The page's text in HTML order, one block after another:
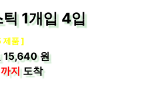
1개입 4입
제품 ]
15,640 원
까지도착